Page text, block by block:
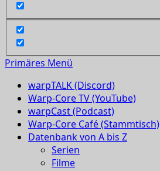
Primäres Menü
warpTALK (Discord)
Warp-Core TV (YouTube)
warpCast (Podcast)
Warp-Core Café (Stammtisch)
Datenbank von A bis Z
Serien
Filme